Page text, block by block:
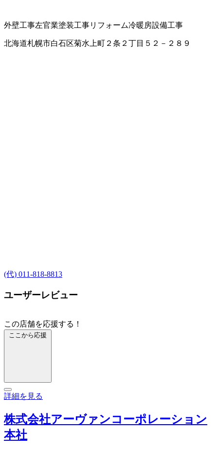
外壁工事左官業塗装工事リフォーム冷暖房設備工事
北海道札幌市白石区菊水上町２条２丁目５２－２８９
(代) 011-818-8813
ユーザーレビュー
この店舗を応援する！
ここから応援
詳細を見る
株式会社アーヴァンコーポレーション
本社